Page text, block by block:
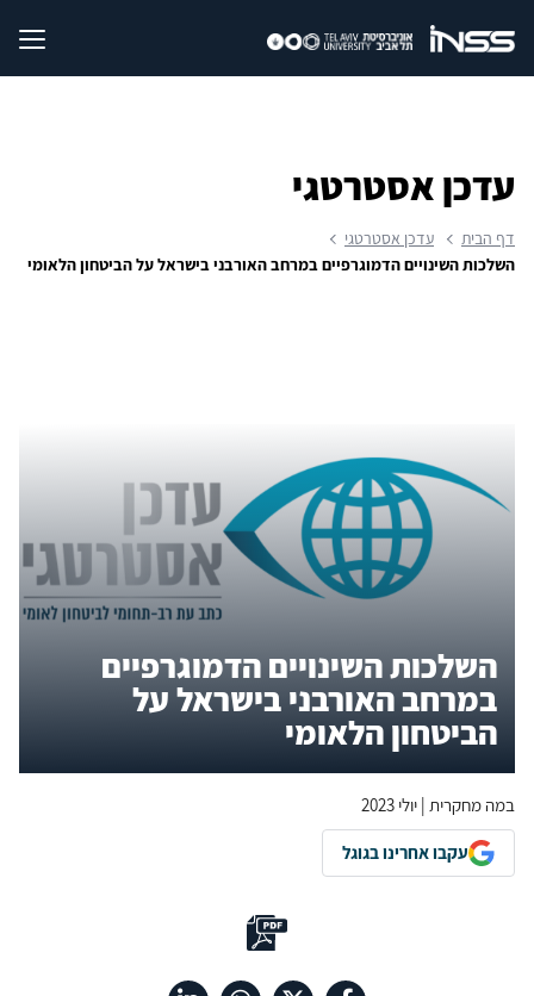
עדכן אסטרטגי
דף הבית
עדכן אסטרטגי
השלכות השינויים הדמוגרפיים במרחב האורבני בישראל על הביטחון הלאומי
השלכות השינויים הדמוגרפיים
במרחב האורבני בישראל על
הביטחון הלאומי
במה מחקרית | יולי 2023
עקבו אחרינו בגוגל